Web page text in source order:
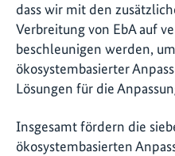
dass wir mit den
Verbreitung von EbA auf
beschleunigen werden,
ökosystembasierter
Lösungen für die
Insgesamt fördern die
ökosystembasierten